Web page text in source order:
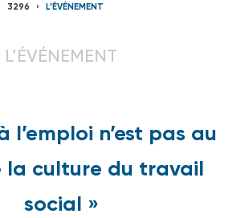
3296 L’ÉVÉNEMENT
L’ÉVÉNEMENT
l’emploi n’est pas au
culture du travail
social »